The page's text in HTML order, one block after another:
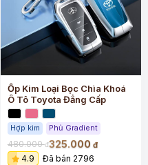
Ốp Kim Loại Bọc Chìa Khoá
Ô Tô Toyota Đẳng Cấp
Hợp kim Phủ Gradient
480.000đ325.000 đ
4.9 Đã bán 2796